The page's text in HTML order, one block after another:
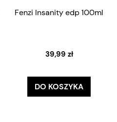
Fenzi Insanity edp 100ml
39,99 zł
DO KOSZYKA